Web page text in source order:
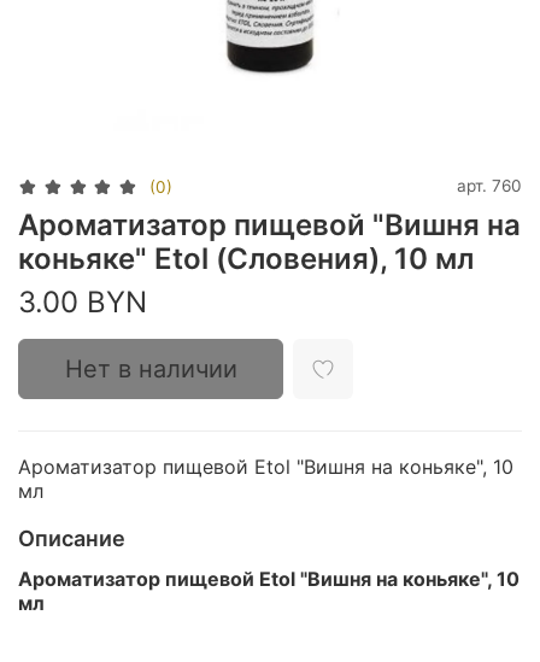
(0) арт. 760
Ароматизатор пищевой "Вишня на
коньяке" Etol (Словения), 10 мл
3.00 BYN
Нет в наличии
Ароматизатор пищевой Etol "Вишня на коньяке", 10
мл
Описание
Ароматизатор пищевой Etol "Вишня на коньяке", 10
мл